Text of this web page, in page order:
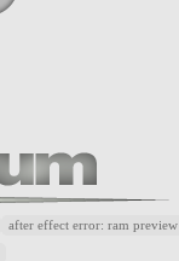
after effect error: ram preview